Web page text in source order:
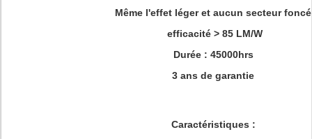
Même l'effet léger et aucun secteur foncé
efficacité > 85 LM/W
Durée : 45000hrs
3 ans de garantie
Caractéristiques :